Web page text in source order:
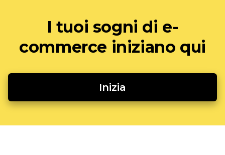
I tuoi sogni di e-
commerce iniziano qui
Inizia